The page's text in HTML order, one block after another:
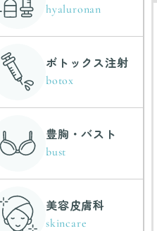
hyaluronan
ボトックス注射
botox
豊胸・バスト
bust
美容皮膚科
skincare